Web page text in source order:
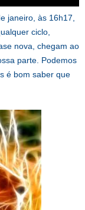
janeiro, às 16h17,
ciclo,
nova, chegam ao
parte. Podemos
é bom saber que